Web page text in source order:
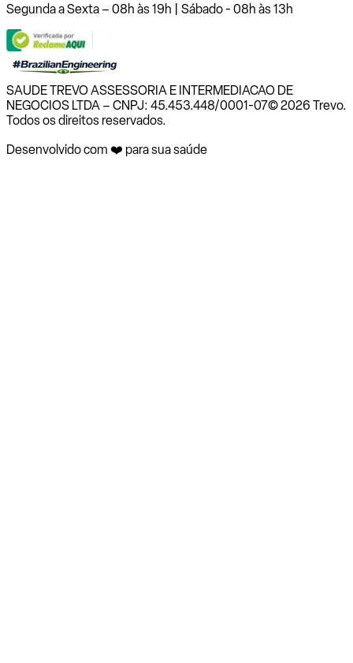
Segunda a Sexta – 08h às 19h | Sábado - 08h às 13h
SAUDE TREVO ASSESSORIA E INTERMEDIACAO DE
NEGOCIOS LTDA – CNPJ: 45.453.448/0001-07© 2026 Trevo.
Todos os direitos reservados.
Desenvolvido com ❤️ para sua saúde